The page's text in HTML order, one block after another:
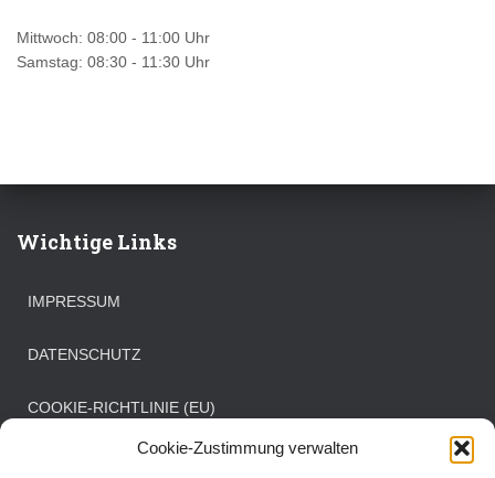
Cookie-Zustimmung verwalten
Mittwoch: 08:00 - 11:00 Uhr
Samstag: 08:30 - 11:30 Uhr
Wichtige Links
IMPRESSUM
DATENSCHUTZ
COOKIE-RICHTLINIE (EU)